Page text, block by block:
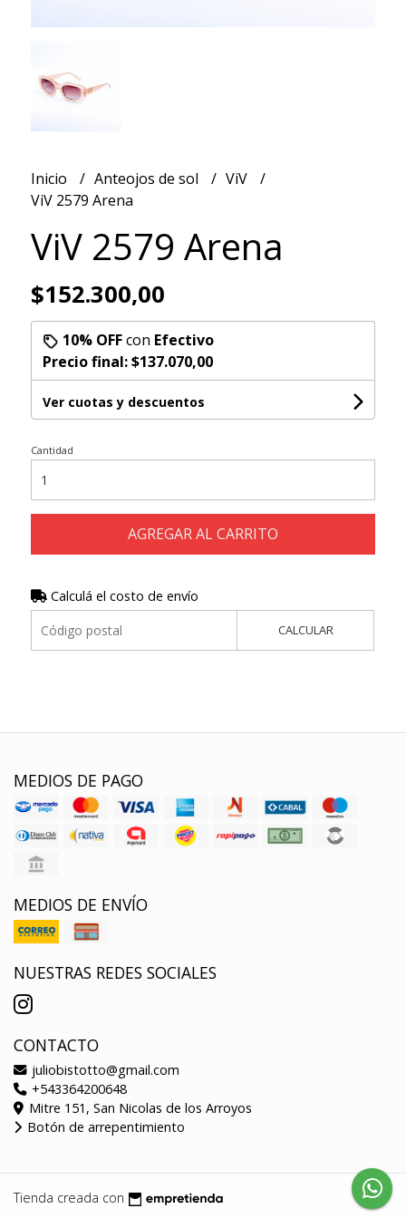
Inicio Anteojos de sol
ViV
ViV 2579 Arena
ViV 2579 Arena
$152.300,00
10% OFFcon Efectivo
Precio final:$137.070,00
Ver cuotas y descuentos
Cantidad
AGREGAR AL CARRITO
Calculá el costo de envío
CALCULAR
MEDIOS DE PAGO
MEDIOS DE ENVÍO
NUESTRAS REDES SOCIALES
CONTACTO
juliobistotto@gmail.com
+543364200648
Mitre 151, San Nicolas de los Arroyos
Botón de arrepentimiento
Tienda creada con